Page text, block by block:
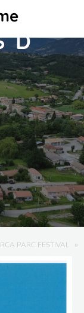
D
PARC FESTIVAL »